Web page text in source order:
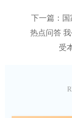
下一篇：
热点问答
受